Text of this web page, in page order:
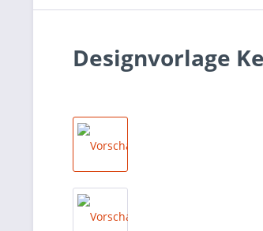
Designvorlage